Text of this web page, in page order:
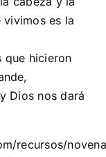
vivimos es la
que hicieron
Dios nos dará
recursos/